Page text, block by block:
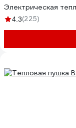
Электрическая
4.3(225)